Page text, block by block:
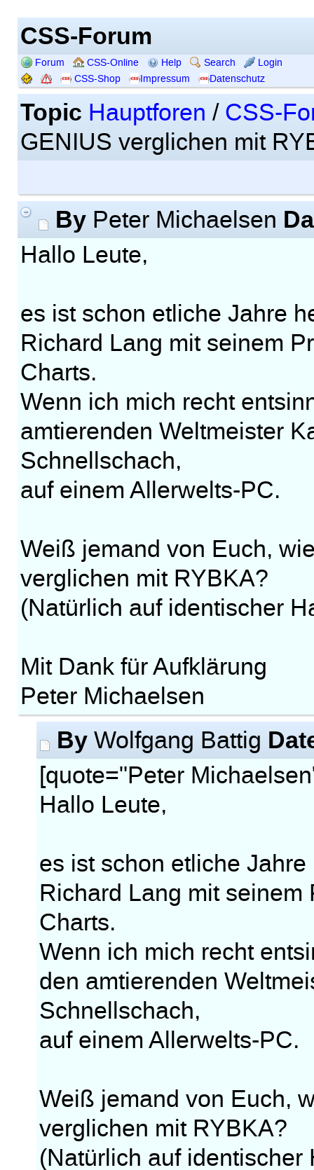
CSS-Forum
Forum CSS-Online Help Search
Login
CSS-Shop
Impressum Datenschutz
Topic Hauptforen / CSS-
GENIUS verglichen mit
ByPeter Michaelsen
Hallo Leute,
es ist schon etliche Jahre
Richard Lang mit seinem
Charts.
Wenn ich mich recht
amtierenden Weltmeister
Schnellschach,
auf einem Allerwelts-PC.
Weiß jemand von Euch,
verglichen mit RYBKA?
(Natürlich auf identischer
Mit Dank für Aufklärung
Peter Michaelsen
By Wolfgang Battig
[quote="Peter
Hallo Leute,
es ist schon etliche
Richard Lang mit
Charts.
Wenn ich mich recht
den amtierenden
Schnellschach,
auf einem Allerwelts-PC.
Weiß jemand von Euch,
verglichen mit RYBKA?
(Natürlich auf identischer